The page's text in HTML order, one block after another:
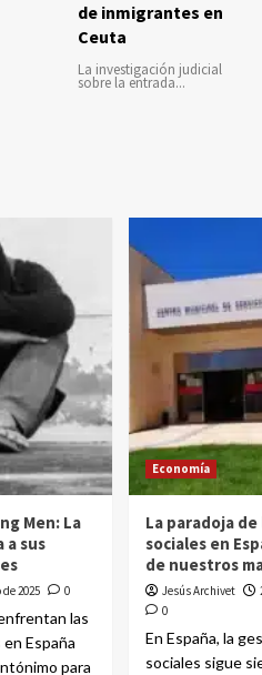
de inmigrantes en
Ceuta
La investigación judicial
sobre la entrada...
Men: La
a sus
de 2025 0
las
España
para
Economía
La paradoja de
sociales en
de nuestros
Jesús Archivet
0
En España, la
sociales sigue